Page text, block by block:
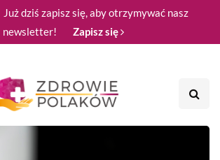
Już dziś zapisz się, aby otrzymywać nasz
newsletter!
Zapisz się